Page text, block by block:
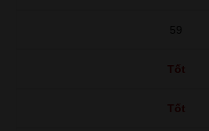
59
Tốt
Tốt